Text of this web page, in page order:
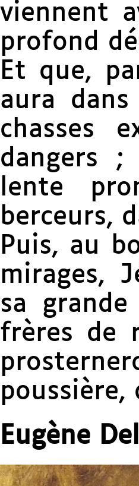
viennent
profond
Et que,
aura
chasses
dangers
lente
berceurs,
Puis, au
mirages,
sa
frères de
poussière,
Eugène